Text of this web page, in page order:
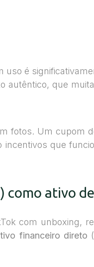
é
que
fotos. Um cupom
que
como ativo
com unboxing,
financeiro direto